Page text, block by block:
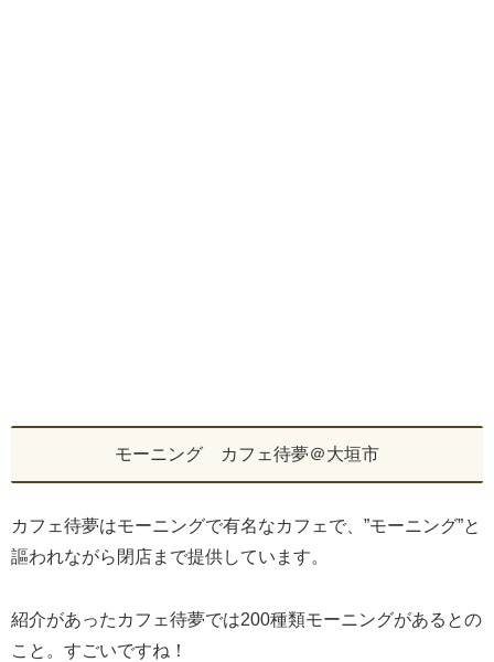
モーニング カフェ待夢＠大垣市
カフェ待夢はモーニングで有名なカフェで、”モーニング”と
謳われながら閉店まで提供しています。
紹介があったカフェ待夢では200種類モーニングがあるとの
こと。すごいですね！